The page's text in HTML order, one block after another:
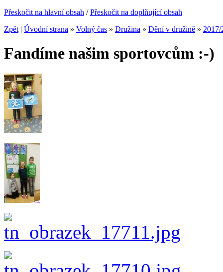
Přeskočit na hlavní obsah /Přeskočit na doplňující obsah
Zpět | Úvodní strana » Volný čas » Družina » Dění v družině » 2017/
Fandíme našim sportovcům :-)